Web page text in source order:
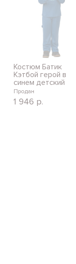
Костюм Батик
Кэтбой герой в
синем детский
Продан
1 946 р.